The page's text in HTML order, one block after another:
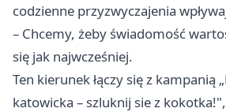
codzienne przyzwyczajenia
– Chcemy, żeby świadomość
się jak najwcześniej.
Ten kierunek łączy się z kampanią
katowicka – szluknij sie z